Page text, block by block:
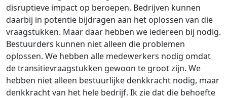
disruptieve impact op beroepen. Bedrijven kunnen
daarbij in potentie bijdragen aan het oplossen van die
vraagstukken. Maar daar hebben we iedereen bij nodig.
Bestuurders kunnen niet alleen die problemen
oplossen. We hebben alle medewerkers nodig omdat
de transitievraagstukken gewoon te groot zijn. We
hebben niet alleen bestuurlijke denkkracht nodig, maar
denkkracht van het hele bedrijf. Ik zie dat die behoefte